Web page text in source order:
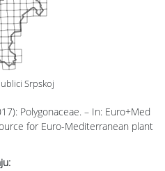
Polygonaceae. – In: Euro+Med
for Euro-Mediterranean plant
Srpskoj